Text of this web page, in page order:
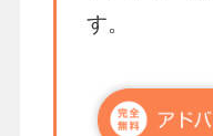
す。